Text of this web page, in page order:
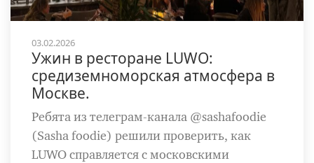
03.02.2026
Ужин в ресторане LUWO:
средиземноморская атмосфера в
Москве.
Ребята из телеграм-канала @sashafoodie
(Sasha foodie) решили проверить, как
LUWO справляется с московскими